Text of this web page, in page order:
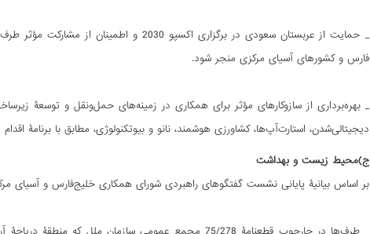
_ حمایت از عربستان سعودی در برگزاری
فارس و کشورهای آسیای مرکزی منجر شود.
_ بهره‌برداری از سازوکارهای مؤثر برای همکاری در زمینه‌های حمل‌ونقل و توسعۀ
دیجیتالی‌شدن، استارت‌آپ‌ها، کشاورزی هوشمند، نانو و بیوتکنولوژی، مطابق با برنامۀ
ج)محیط‌ زیست و بهداشت
بر اساس بیانیۀ پایانی نشست گفتگوهای راهبردی شورای همکاری خلیج‌فارس و آسیای مرکزی در سطح وزرای خارجه در 27